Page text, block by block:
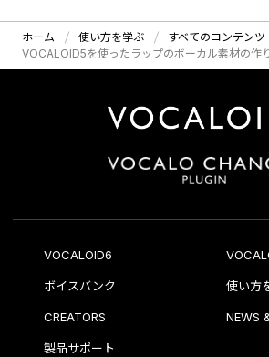
ホーム 使い方を学ぶ
すべてのコンテンツ
VOCALOID5を使ったラップのボーカル素材の作
VOCALOID6
ボイスバンク 使い方
CREATORS NEWS
製品サポート